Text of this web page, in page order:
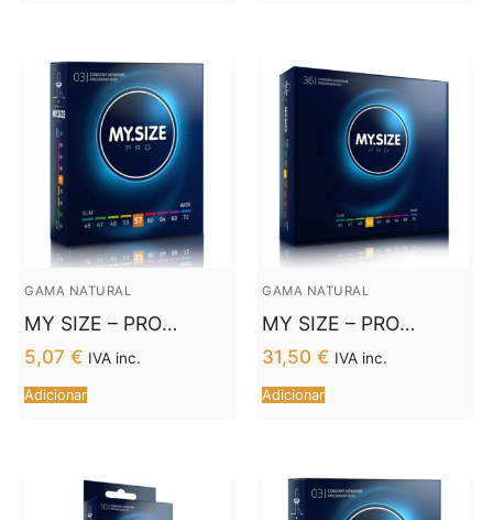
GAMA NATURAL
MY SIZE – PRO
PRESERVATIVOS 57
MM 3 UNIDADES
5,07 € IVA inc.
Adicionar
GAMA NATURAL
MY SIZE – PRO
PRESERVATIVOS 53
MM 36 UNIDADES
31,50 € IVA inc.
Adicionar